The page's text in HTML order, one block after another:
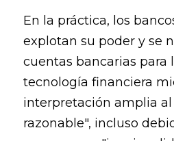
En la práctica, los
explotan su poder y se
cuentas bancarias para
tecnología financiera
interpretación amplia
razonable", incluso